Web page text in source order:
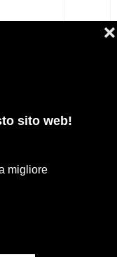
TAPPETI E
GROPPI